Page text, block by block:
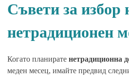
Съвети за избор
нетрадиционен
Когато планирате нетрадиционна
меден месец, имайте предвид